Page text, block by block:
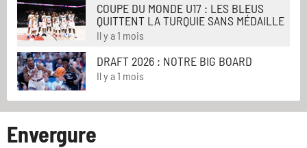
COUPE DU MONDE U17 : LES BLEUS
QUITTENT LA TURQUIE SANS MÉDAILLE
Il y a 1 mois
DRAFT 2026 : NOTRE BIG BOARD
Il y a 1 mois
Envergure